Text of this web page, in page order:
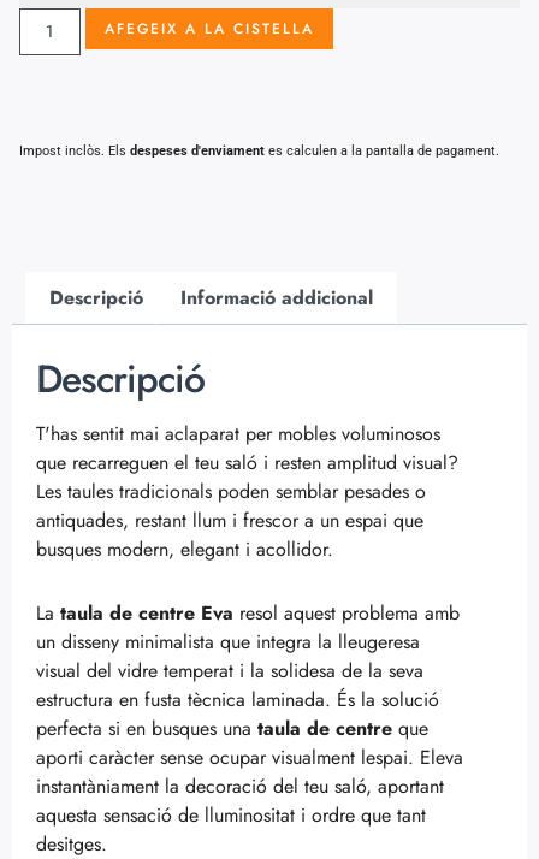
AFEGEIX A LA CISTELLA
Impost inclòs. Els despeses d'enviament es calculen a la pantalla de pagament.
Descripció Informació addicional
Descripció
T'has sentit mai aclaparat per mobles voluminosos
que recarreguen el teu saló i resten amplitud visual?
Les taules tradicionals poden semblar pesades o
antiquades, restant llum i frescor a un espai que
busques modern, elegant i acollidor.
La taula de centre Eva resol aquest problema amb
un disseny minimalista que integra la lleugeresa
visual del vidre temperat i la solidesa de la seva
estructura en fusta tècnica laminada. És la solució
perfecta si en busques una taula de centre que
aporti caràcter sense ocupar visualment lespai. Eleva
instantàniament la decoració del teu saló, aportant
aquesta sensació de lluminositat i ordre que tant
desitges.